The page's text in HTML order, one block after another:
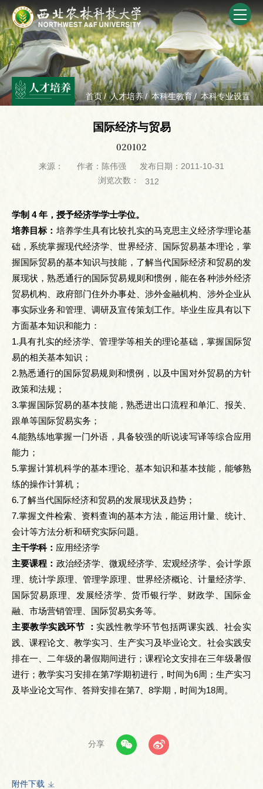
人才培养
首页 / 人才培养 / 本科生教育 / 本科专业设置
国际经济与贸易
020102
来源： 作者：陈伟强
发布日期：2011-10-31
浏览次数：
312
学制 4 年，授予经济学学士学位。
培养目标： 培养学生具有比较扎实的马克思主义经济学理论基
础，系统掌握现代经济学、世界经济、国际贸易基本理论，掌
握国际贸易的基本知识与技能，了解当代国际经济和贸易的发
展现状，熟悉通行的国际贸易规则和惯例，能在各种涉外经济
贸易机构、政府部门住外办事处、涉外金融机构、涉外企业从
事实际业务和管理、调研及宣传策划工作。毕业生应具有以下
方面基本知识和能力：
1.具有扎实的经济学、管理学等相关的理论基础，掌握国际贸
易的相关基本知识；
2.熟悉通行的国际贸易规则和惯例，以及中国对外贸易的方针
政策和法规；
3.掌握国际贸易的基本技能，熟悉进出口流程和单汇、报关、
跟单等国际贸易实务；
4.能熟练地掌握一门外语，具备较强的听说读写译等综合应用
能力；
5.掌握计算机科学的基本理论、基本知识和基本技能，能够熟
练的操作计算机；
6.了解当代国际经济和贸易的发展现状及趋势；
7.掌握文件检索、资料查询的基本方法，能运用计量、统计、
会计等方法分析和研究实际问题。
主干学科： 应用经济学
主要课程： 政治经济学、微观经济学、宏观经济学、会计学原
理、统计学原理、管理学原理、世界经济概论、计量经济学、
国际贸易原理、发展经济学、货币银行学、财政学、国际金
融、市场营销管理、国际贸易实务等。
主要教学实践环节 ：实践性教学环节包括两课实践、社会实
践、课程论文、教学实习、生产实习及毕业论文。社会实践安
排在一、二年级的暑假期间进行；课程论文安排在三年级暑假
进行；教学实习安排在第7学期初进行，时间为6周；生产实习
及毕业论文写作、答辩安排在第7、8学期，时间为18周。
分享
附件下载